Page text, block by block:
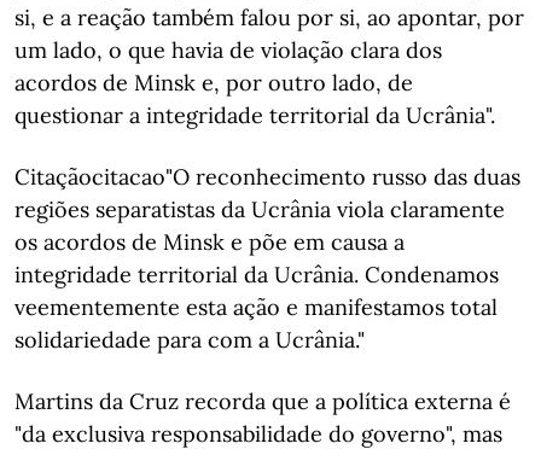
si, e a reação também falou por si, ao apontar, por
um lado, o que havia de violação clara dos
acordos de Minsk e, por outro lado, de
questionar a integridade territorial da Ucrânia".
Citaçãocitacao"O reconhecimento russo das duas
regiões separatistas da Ucrânia viola claramente
os acordos de Minsk e põe em causa a
integridade territorial da Ucrânia. Condenamos
veementemente esta ação e manifestamos total
solidariedade para com a Ucrânia."
Martins da Cruz recorda que a política externa é
"da exclusiva responsabilidade do governo", mas